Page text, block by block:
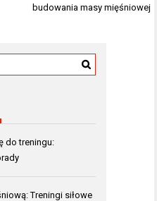
budowania masy mięśniowej
do treningu:
Treningi siłowe